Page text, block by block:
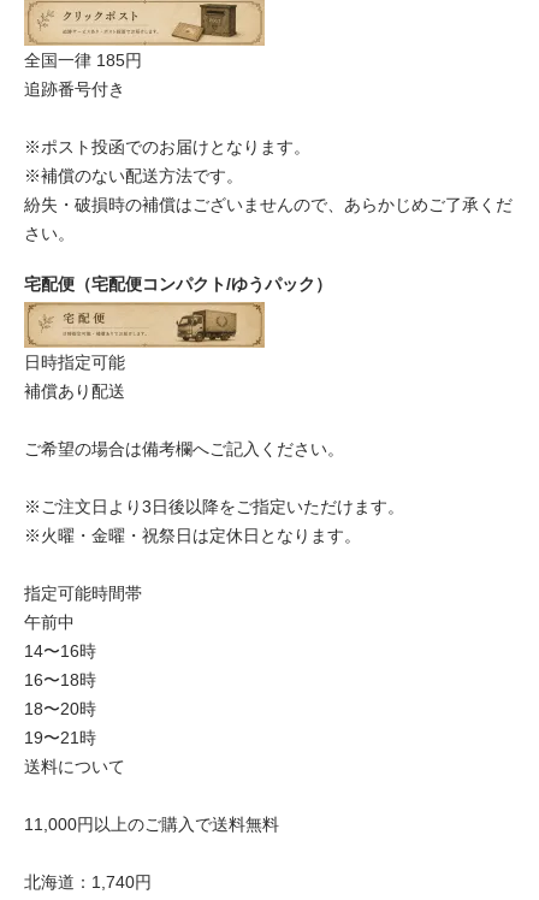
全国一律 185円
追跡番号付き
※ポスト投函でのお届けとなります。
※補償のない配送方法です。
紛失・破損時の補償はございませんので、あらかじめご了承くだ
さい。
宅配便（宅配便コンパクト/ゆうパック）
日時指定可能
補償あり配送
ご希望の場合は備考欄へご記入ください。
※ご注文日より3日後以降をご指定いただけます。
※火曜・金曜・祝祭日は定休日となります。
指定可能時間帯
午前中
14〜16時
16〜18時
18〜20時
19〜21時
送料について
11,000円以上のご購入で送料無料
北海道：1,740円